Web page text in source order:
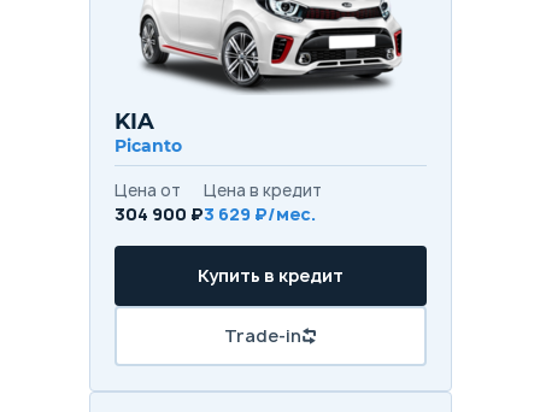
KIA
Picanto
Цена от
304 900 ₽
Цена в кредит
3 629 ₽/мес.
Купить в кредит
Trade-in